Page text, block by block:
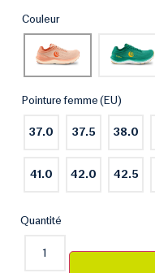
Couleur
Pointure femme (EU)
37.0 37.5 38.0
41.0 42.0 42.5
Quantité